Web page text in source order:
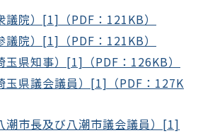
議院）[1]（PDF：121KB）
議院）[1]（PDF：121KB）
玉県知事）[1]（PDF：126KB）
玉県議会議員）[1]（PDF：127K
潮市長及び八潮市議会議員）[1]